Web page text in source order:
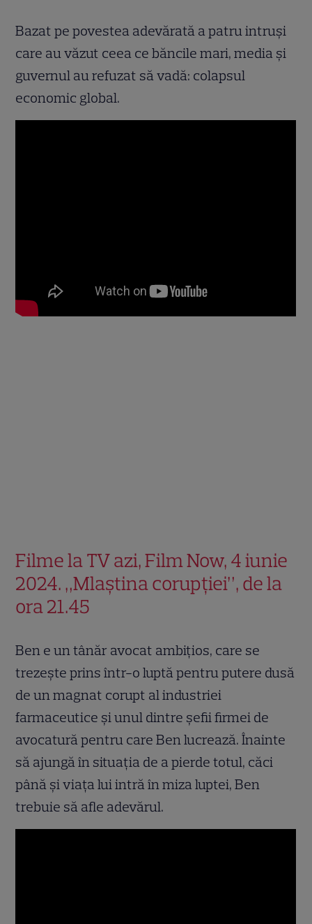
Bazat pe povestea adevărată a patru intruşi
care au văzut ceea ce băncile mari, media şi
guvernul au refuzat să vadă: colapsul
economic global.
Filme la TV azi, Film Now, 4 iunie
2024. „Mlaștina corupției”, de la
ora 21.45
Ben e un tânăr avocat ambițios, care se
trezește prins într-o luptă pentru putere dusă
de un magnat corupt al industriei
farmaceutice și unul dintre șefii firmei de
avocatură pentru care Ben lucrează. Înainte
să ajungă în situația de a pierde totul, căci
până și viața lui intră în miza luptei, Ben
trebuie să afle adevărul.